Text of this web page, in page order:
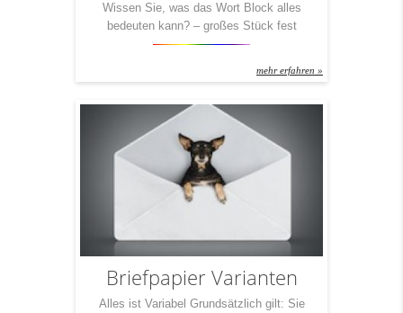
Wissen Sie, was das Wort Block alles
bedeuten kann? – großes Stück fest
verbundenen Materials, meist quaderförmig –
Parteien oder Staaten – Häuserkomplex, der
Rolle, über die ein Tauwerk umgeleitet wird –
die Abwehr beim Volleyball – Folterinstrument,
Teil des Prangers – Briefmarke(n) mit […]
mehr erfahren »
Briefpapier Varianten
Alles ist Variabel Grundsätzlich gilt: Sie